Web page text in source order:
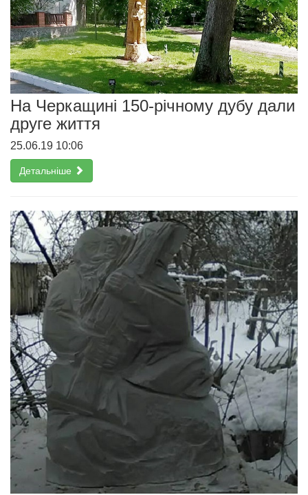
На Черкащині 150-річному дубу дали
друге життя
25.06.19 10:06
Детальніше